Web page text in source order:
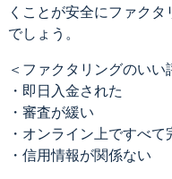
くことが安全にファク
でしょう。
＜ファクタリングのいい
・即日入金された
・審査が緩い
・オンライン上ですべて
・信用情報が関係ない